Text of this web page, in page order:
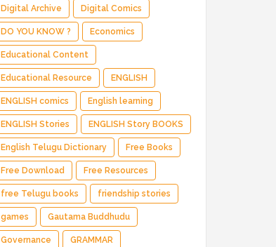
Digital Archive Digital Comics
DO YOU KNOW ? Economics
Educational Content
Educational Resource ENGLISH
ENGLISH comics English learning
ENGLISH Stories ENGLISH Story BOOKS
English Telugu Dictionary Free Books
Free Download Free Resources
free Telugu books friendship stories
games Gautama Buddhudu
Governance GRAMMAR